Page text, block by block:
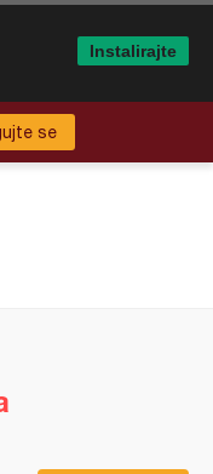
se
Instalirajte